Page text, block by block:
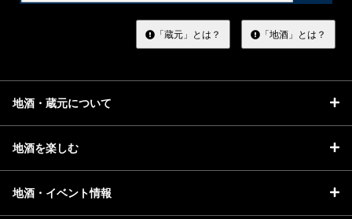
す
る
「蔵元」とは？ 「地酒」とは？
地酒・蔵元について
地酒を楽しむ
地酒・イベント情報